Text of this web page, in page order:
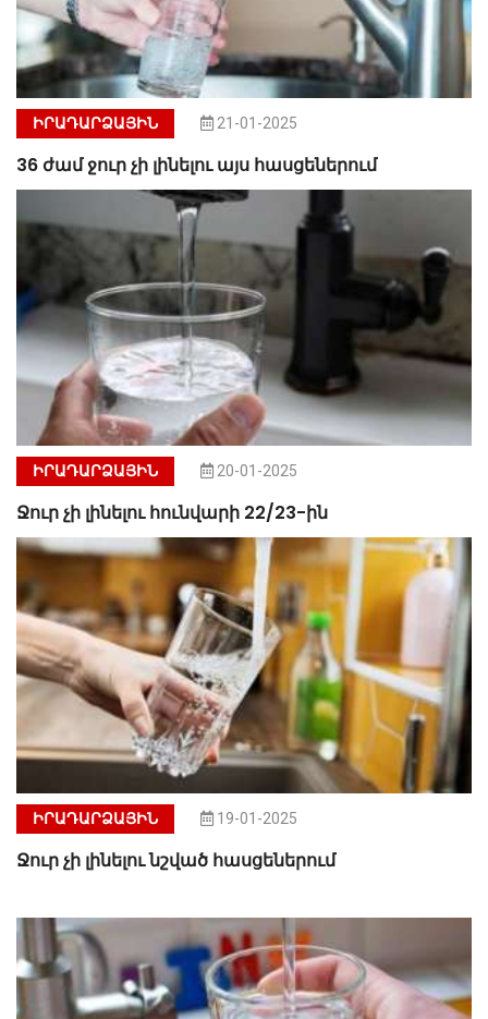
ԻՐԱԴԱՐՁԱՅԻՆ 21-01-2025
36 ժամ ջուր չի լինելու այս հասցեներում
ԻՐԱԴԱՐՁԱՅԻՆ 20-01-2025
Ջուր չի լինելու հունվարի 22/23-ին
ԻՐԱԴԱՐՁԱՅԻՆ 19-01-2025
Ջուր չի լինելու նշված հասցեներում